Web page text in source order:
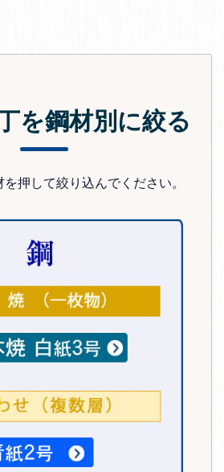
を鋼材別に絞る
押して絞り込んでください。